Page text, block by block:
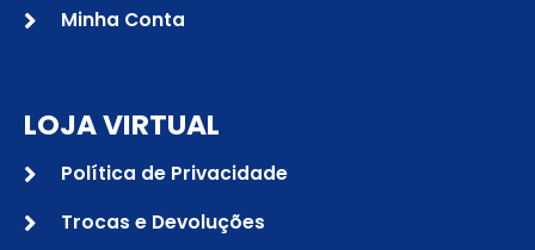
Minha Conta
LOJA VIRTUAL
Política de Privacidade
Trocas e Devoluções